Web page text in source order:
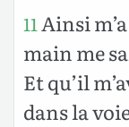
11 Ainsi
main me
Et qu’il
dans la